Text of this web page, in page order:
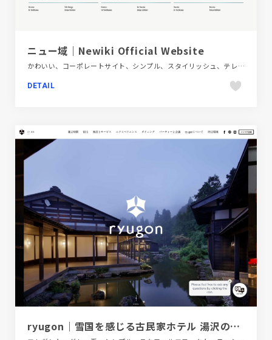
ニュー域｜Newiki Official Website
かわいい、コーポレートサイト、シンプル、スタイリッシュ、テレビ・アニメ・映画・芸能、デザイン・アート・音楽・文芸、ナチュラル、ベージュ・ゴールド系、ポートフォリオ、モーション多め
DETAIL
ryugon｜雪国を感じる古民家ホテル 湯沢の温泉に宿泊